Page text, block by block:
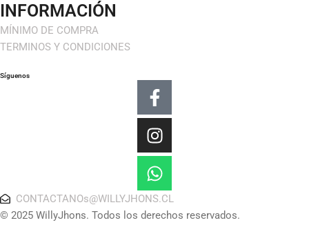
INFORMACIÓN
MÍNIMO DE COMPRA
TERMINOS Y CONDICIONES
Síguenos
Facebook-
f
Instagram
Whatsapp
CONTACTANOs@WILLYJHONS.CL
© 2025 WillyJhons. Todos los derechos reservados.